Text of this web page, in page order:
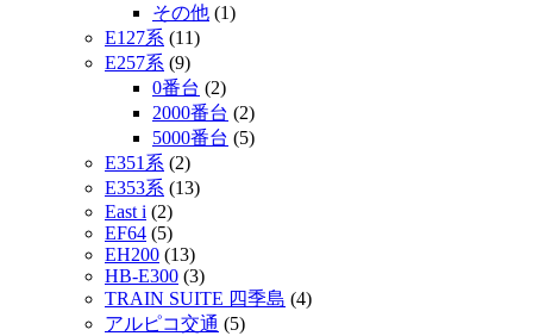
その他 (1)
E127系 (11)
E257系 (9)
0番台 (2)
2000番台 (2)
5000番台 (5)
E351系 (2)
E353系 (13)
East i (2)
EF64 (5)
EH200 (13)
HB-E300 (3)
TRAIN SUITE 四季島 (4)
アルピコ交通 (5)